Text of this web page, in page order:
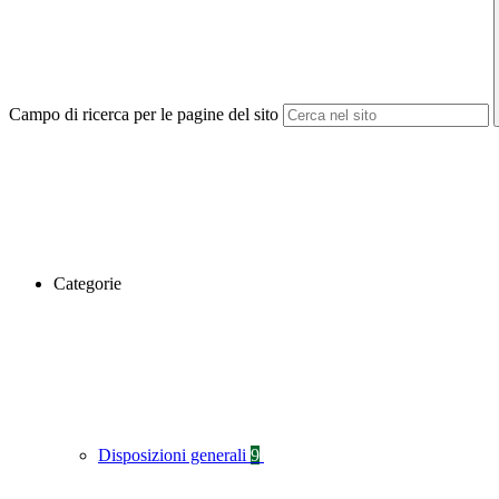
Campo di ricerca per le pagine del sito
Categorie
Disposizioni generali 9